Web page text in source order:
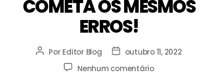
COMETA OS MESMOS
ERROS!
Por Editor Blog
outubro 11, 2022
Nenhum comentário